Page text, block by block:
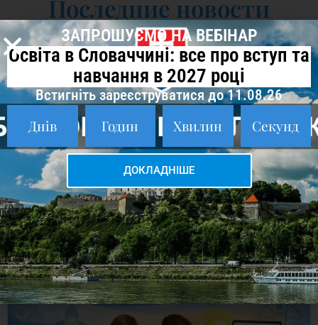
Последние новости
Образование в Словакии в 2026 — Вебинар
ЗАПРОШУЄМО НА ВЕБІНАР
Освіта в Словаччині: все про вступ та
навчання в 2027 році
Встигніть зареєструватися до 11.08.26
Днів Годин Хвилин Секунд
ДОКЛАДНІШЕ